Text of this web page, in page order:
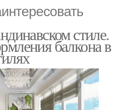
стиле.
балкона в